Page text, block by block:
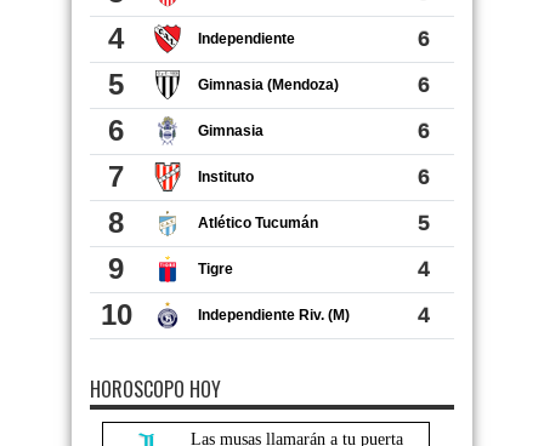
HOROSCOPO HOY